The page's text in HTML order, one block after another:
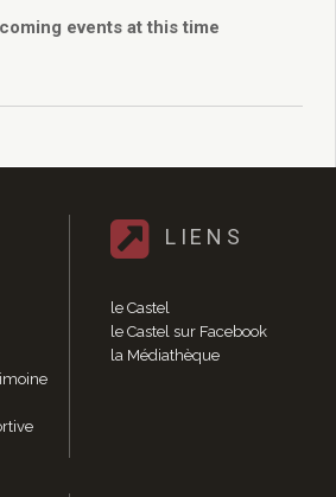
2019
2018
2012
2009
2008
publiques
events at this time
LIENS
le Castel
le Castel sur Facebook
la Médiathèque